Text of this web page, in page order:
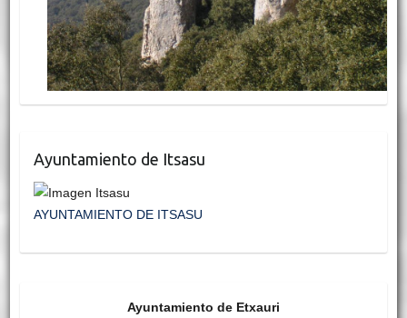
Ayuntamiento de Itsasu
AYUNTAMIENTO DE ITSASU
Ayuntamiento de Etxauri